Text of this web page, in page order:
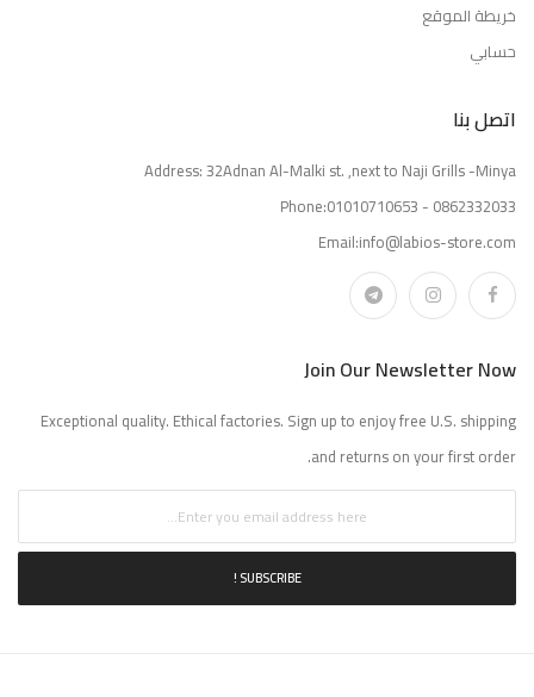
خريطة الموقع
حسابي
اتصل بنا
Address: 32Adnan Al-Malki st. ,next to Naji Grills -Minya
Phone:01010710653 - 0862332033
Email:info@labios-store.com
Join Our Newsletter Now
Exceptional quality. Ethical factories. Sign up to enjoy free U.S. shipping
and returns on your first order.
SUBSCRIBE !